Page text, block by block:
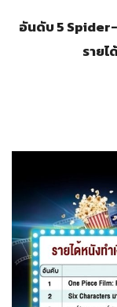
อันดับ 5
รายไ